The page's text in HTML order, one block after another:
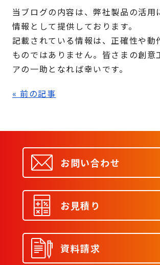
当ブログの内容は、弊社製品の活用
情報として提供しております。
記載されている情報は、正確性や動
ものではありません。皆さまの創意
アの一助となれば幸いです。
« 前の記事
お問い合わせ
お見積り
資料請求